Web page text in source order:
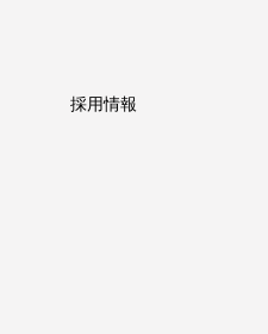
採用情報